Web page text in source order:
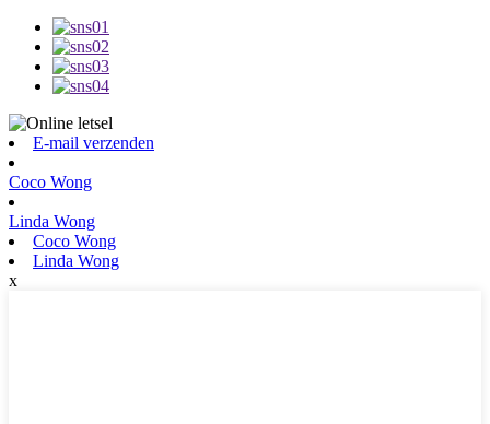
E-mail verzenden
Coco Wong
Linda Wong
Coco Wong
Linda Wong
x